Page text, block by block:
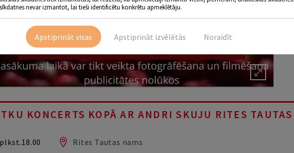
KONCERTS KOPĀ AR ANDRI SKUJU RITES TAUTAS
Rites Tautas nams
nevar izmantot, lai tieši identificētu konkrētu apmeklētāju.
Noraidīt
Apstiprināt izvēlētās
Apstiprināt visas